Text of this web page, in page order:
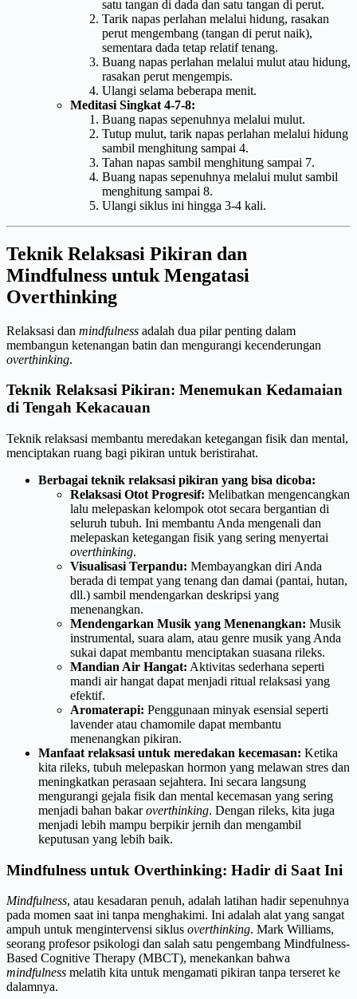
satu tangan di dada dan satu tangan di perut.
Tarik napas perlahan melalui hidung, rasakan
perut mengembang (tangan di perut naik),
sementara dada tetap relatif tenang.
Buang napas perlahan melalui mulut atau hidung,
rasakan perut mengempis.
Ulangi selama beberapa menit.
Meditasi Singkat 4-7-8:
Buang napas sepenuhnya melalui mulut.
Tutup mulut, tarik napas perlahan melalui hidung
sambil menghitung sampai 4.
Tahan napas sambil menghitung sampai 7.
Buang napas sepenuhnya melalui mulut sambil
menghitung sampai 8.
Ulangi siklus ini hingga 3-4 kali.
Teknik Relaksasi Pikiran dan
Mindfulness untuk Mengatasi
Overthinking
Relaksasi dan mindfulness adalah dua pilar penting dalam
membangun ketenangan batin dan mengurangi kecenderungan
overthinking.
Teknik Relaksasi Pikiran: Menemukan Kedamaian
di Tengah Kekacauan
Teknik relaksasi membantu meredakan ketegangan fisik dan mental,
menciptakan ruang bagi pikiran untuk beristirahat.
Berbagai teknik relaksasi pikiran yang bisa dicoba:
Relaksasi Otot Progresif: Melibatkan mengencangkan
lalu melepaskan kelompok otot secara bergantian di
seluruh tubuh. Ini membantu Anda mengenali dan
melepaskan ketegangan fisik yang sering menyertai
overthinking.
Visualisasi Terpandu: Membayangkan diri Anda
berada di tempat yang tenang dan damai (pantai, hutan,
dll.) sambil mendengarkan deskripsi yang
menenangkan.
Mendengarkan Musik yang Menenangkan: Musik
instrumental, suara alam, atau genre musik yang Anda
sukai dapat membantu menciptakan suasana rileks.
Mandian Air Hangat: Aktivitas sederhana seperti
mandi air hangat dapat menjadi ritual relaksasi yang
efektif.
Aromaterapi: Penggunaan minyak esensial seperti
lavender atau chamomile dapat membantu
menenangkan pikiran.
Manfaat relaksasi untuk meredakan kecemasan: Ketika
kita rileks, tubuh melepaskan hormon yang melawan stres dan
meningkatkan perasaan sejahtera. Ini secara langsung
mengurangi gejala fisik dan mental kecemasan yang sering
menjadi bahan bakaroverthinking. Dengan rileks, kita juga
menjadi lebih mampu berpikir jernih dan mengambil
keputusan yang lebih baik.
Mindfulness untuk Overthinking: Hadir di Saat Ini
Mindfulness, atau kesadaran penuh, adalah latihan hadir sepenuhnya
pada momen saat ini tanpa menghakimi. Ini adalah alat yang sangat
ampuh untuk mengintervensi siklus overthinking. Mark Williams,
seorang profesor psikologi dan salah satu pengembang Mindfulness-
Based Cognitive Therapy (MBCT), menekankan bahwa
mindfulness melatih kita untuk mengamati pikiran tanpa terseret ke
dalamnya.